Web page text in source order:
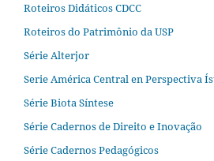
Roteiros Didáticos CDCC
Roteiros do Patrimônio da USP
Série Alterjor
Serie América Central en Perspectiva
Série Biota Síntese
Série Cadernos de Direito e Inovação
Série Cadernos Pedagógicos